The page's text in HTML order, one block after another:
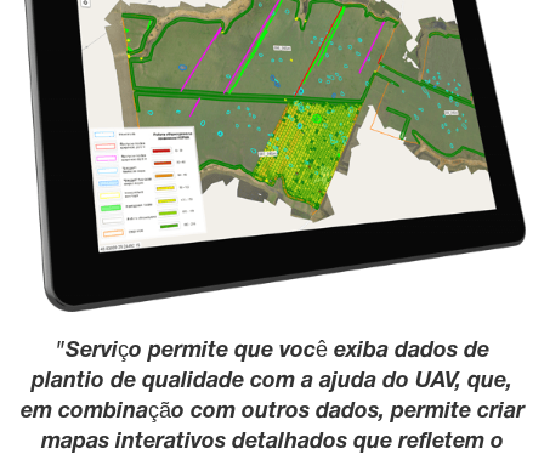
Serviço permite que você exiba dados de
plantio de qualidade com a ajuda do UAV, que,
em combinação com outros dados, permite criar
mapas interativos detalhados que refletem o